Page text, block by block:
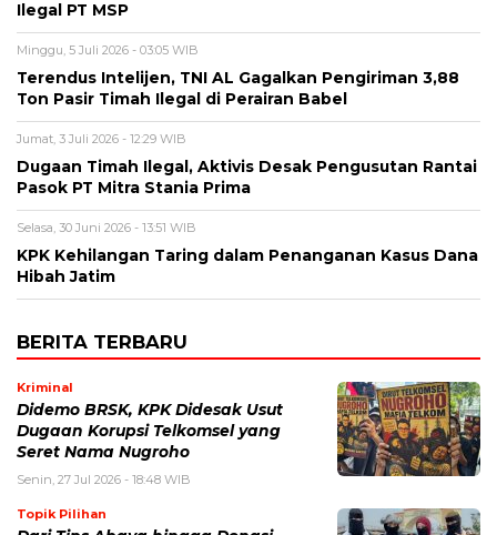
Ilegal PT MSP
Minggu, 5 Juli 2026 - 03:05 WIB
Terendus Intelijen, TNI AL Gagalkan Pengiriman 3,88
Ton Pasir Timah Ilegal di Perairan Babel
Jumat, 3 Juli 2026 - 12:29 WIB
Dugaan Timah Ilegal, Aktivis Desak Pengusutan Rantai
Pasok PT Mitra Stania Prima
Selasa, 30 Juni 2026 - 13:51 WIB
KPK Kehilangan Taring dalam Penanganan Kasus Dana
Hibah Jatim
BERITA TERBARU
Kriminal
Didemo BRSK, KPK Didesak Usut
Dugaan Korupsi Telkomsel yang
Seret Nama Nugroho
Senin, 27 Jul 2026 - 18:48 WIB
Topik Pilihan